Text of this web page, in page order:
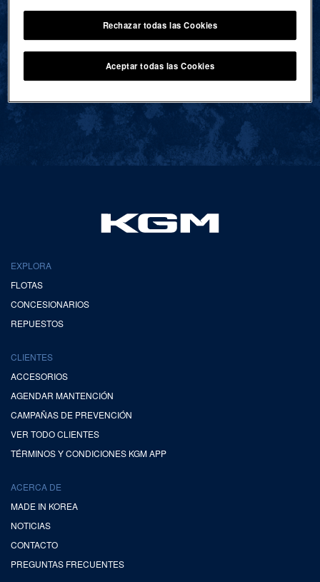
VOLVER AL INICIO
EXPLORA
FLOTAS
CONCESIONARIOS
REPUESTOS
CLIENTES
ACCESORIOS
AGENDAR MANTENCIÓN
CAMPAÑAS DE PREVENCIÓN
VER TODO CLIENTES
TÉRMINOS Y CONDICIONES KGM APP
ACERCA DE
MADE IN KOREA
NOTICIAS
CONTACTO
PREGUNTAS FRECUENTES
Rechazar todas las Cookies
Aceptar todas las Cookies